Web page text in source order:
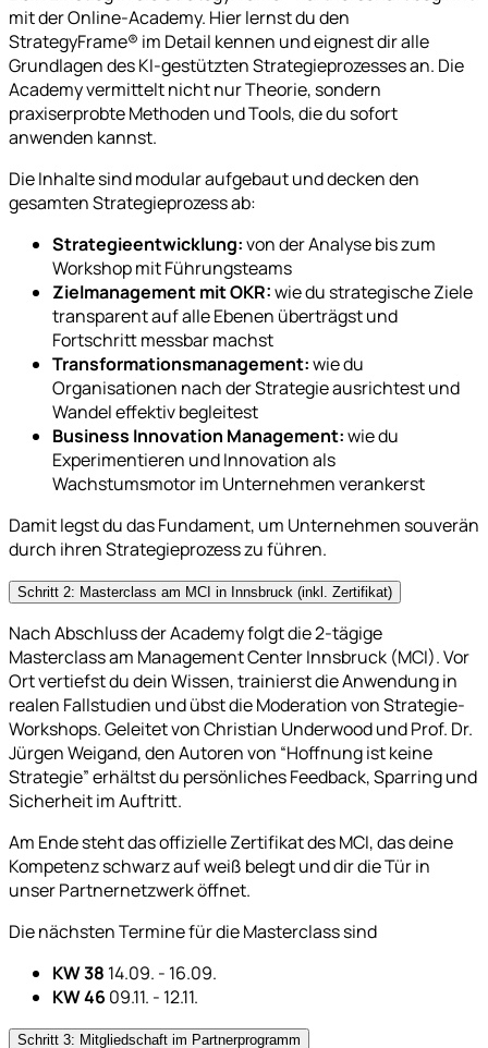
mit der Online-Academy. Hier lernst du den
StrategyFrame® im Detail kennen und eignest dir alle
Grundlagen des KI-gestützten Strategieprozesses an. Die
Academy vermittelt nicht nur Theorie, sondern
praxiserprobte Methoden und Tools, die du sofort
anwenden kannst.
Die Inhalte sind modular aufgebaut und decken den
gesamten Strategieprozess ab:
Strategieentwicklung:von der Analyse bis zum
Workshop mit Führungsteams
Zielmanagement mit OKR:wie du strategische Ziele
transparent auf alle Ebenen überträgst und
Fortschritt messbar machst
Transformationsmanagement:wie du
Organisationen nach der Strategie ausrichtest und
Wandel effektiv begleitest
Business Innovation Management:wie du
Experimentieren und Innovation als
Wachstumsmotor im Unternehmen verankerst
Damit legst du das Fundament, um Unternehmen souverän
durch ihren Strategieprozess zu führen.
Schritt 2: Masterclass am MCI in Innsbruck (inkl. Zertifikat)
Nach Abschluss der Academy folgt die 2-tägige
Masterclass am Management Center Innsbruck (MCI). Vor
Ort vertiefst du dein Wissen, trainierst die Anwendung in
realen Fallstudien und übst die Moderation von Strategie-
Workshops. Geleitet von Christian Underwood und Prof. Dr.
Jürgen Weigand, den Autoren von “Hoffnung ist keine
Strategie” erhältst du persönliches Feedback, Sparring und
Sicherheit im Auftritt.
Am Ende steht das offizielle Zertifikat des MCI, das deine
Kompetenz schwarz auf weiß belegt und dir die Tür in
unser Partnernetzwerk öffnet.
Die nächsten Termine für die Masterclass sind
KW 38 14.09. - 16.09.
KW 46 09.11. - 12.11.
Schritt 3: Mitgliedschaft im Partnerprogramm